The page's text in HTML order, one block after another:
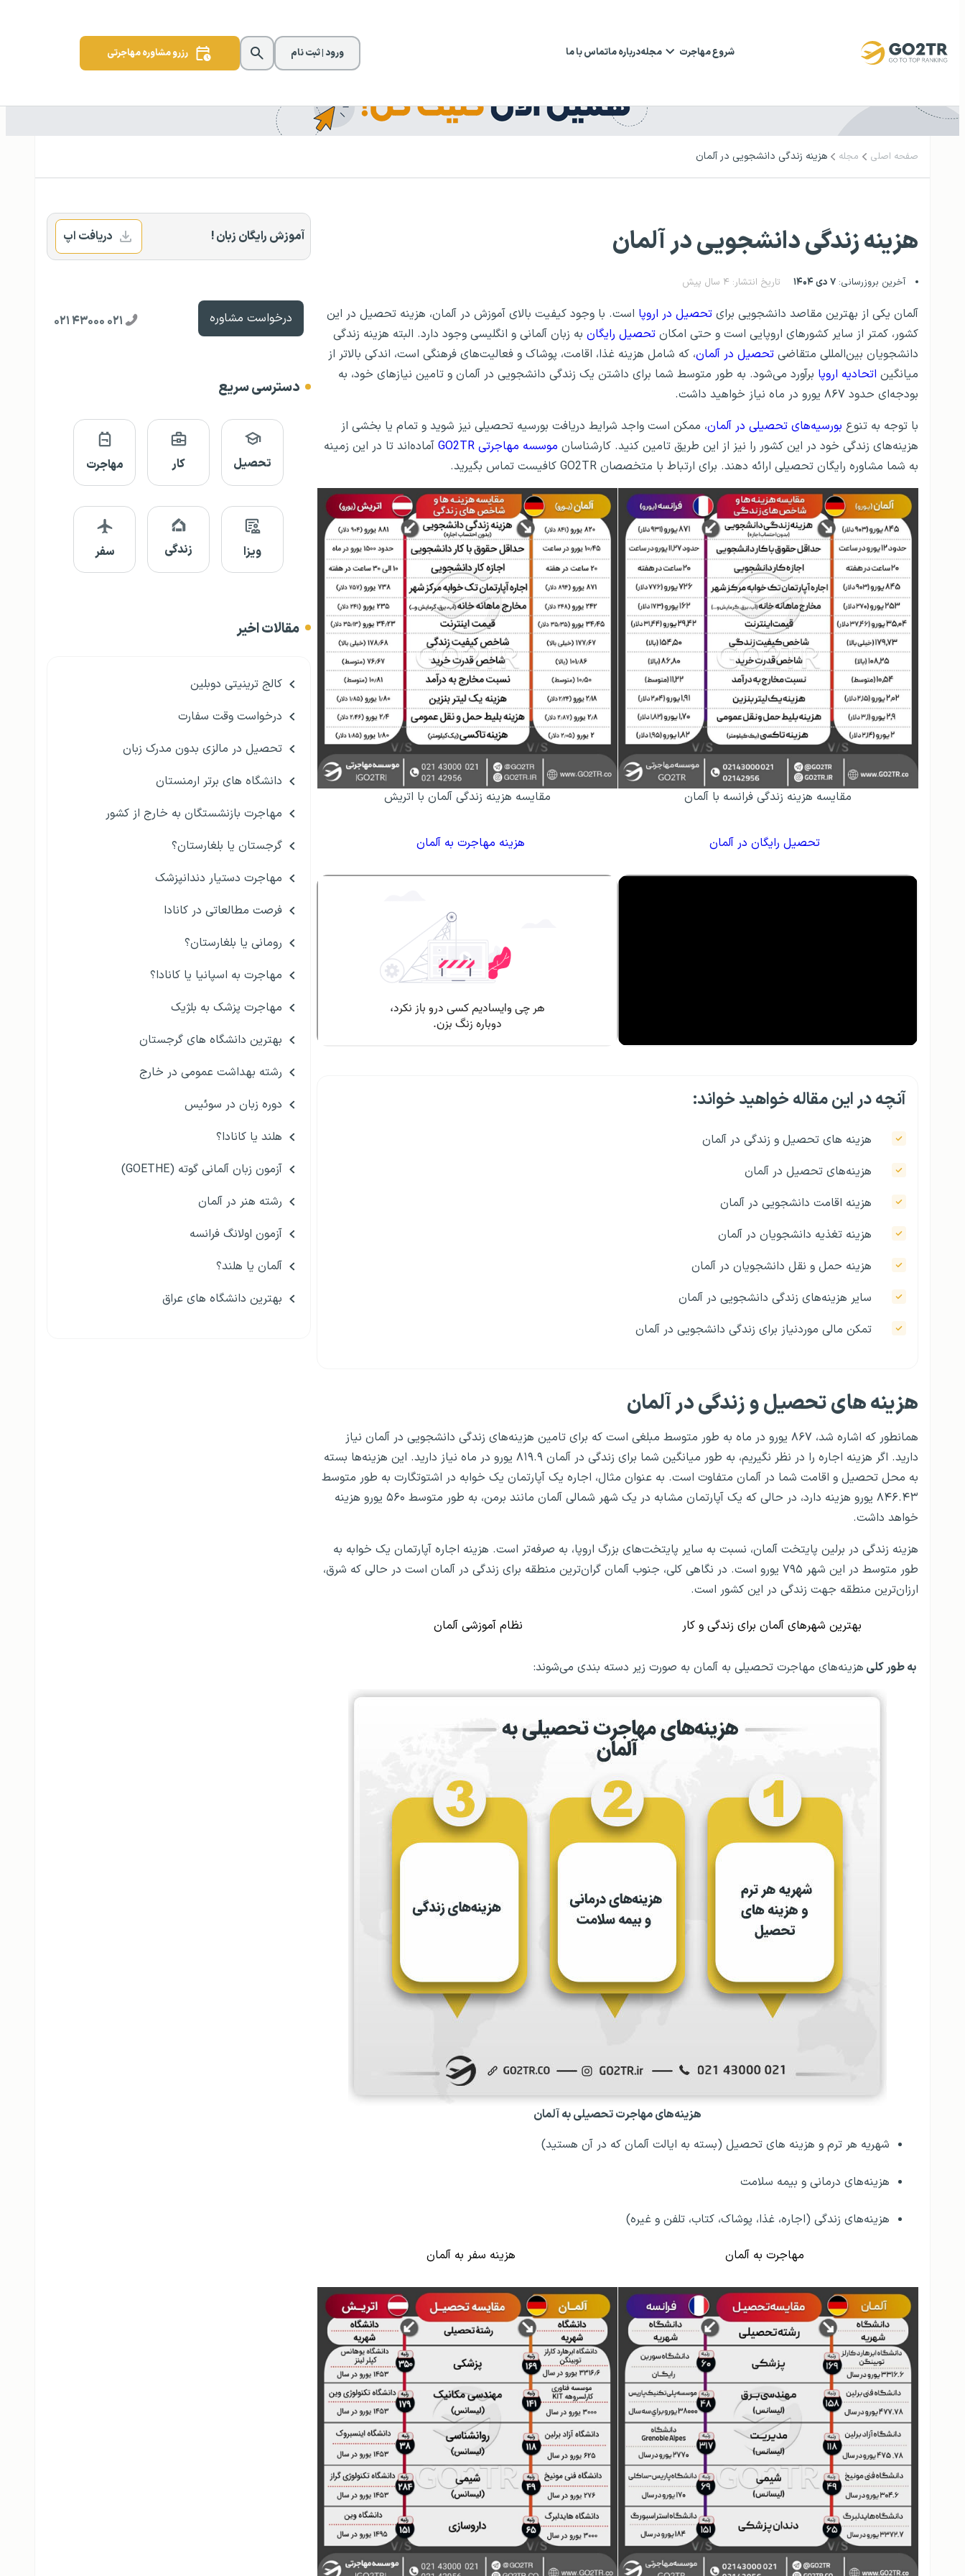
شروع مهاجرت مجلهدرباره ماتماس با ما ورود | ثبت نام رزرو مشاوره مهاجرتی
صفحه اصلی مجله هزینه زندگی دانشجویی در آلمان
هزینه زندگی دانشجویی در آلمان
آخرین بروزرسانی: ۷ دی ۱۴۰۴ تاریخ انتشار: ۴ سال پیش
آلمان یکی از بهترین مقاصد دانشجویی برای تحصیل در اروپا است. با وجود کيفيت بالای آموزش در آلمان، هزينه تحصيل در اين
کشور، کمتر از ساير کشورهای اروپايی است و حتی امکان تحصیل رایگان به زبان آلمانی و انگلیسی وجود دارد. البته هزینه زندگی
دانشجویان بین‌المللی متقاضی تحصیل در آلمان، که شامل هزینه غذا، اقامت، پوشاک و فعالیت‌های فرهنگی است، اندکی بالاتر از
میانگین اتحادیه اروپا برآورد می‌شود. به طور متوسط شما برای داشتن یک زندگی دانشجویی در آلمان و تامین نیازهای خود، به
بودجه‌ای حدود ​​۸۶۷ یورو در ماه نیاز خواهید داشت.
با توجه به تنوع بورسیه‌های تحصیلی در آلمان، ممکن است واجد شرایط دریافت بورسیه تحصیلی نیز شوید و تمام یا بخشی از
هزینه‌های زندگی خود در این کشور را نیز از این طریق تامین کنید. کارشناسان موسسه مهاجرتی GO2TR
آماده‌اند تا در این زمینه
به شما مشاوره رایگان تحصیلی ارائه دهند. برای ارتباط با متخصصان GO2TR کافیست تماس بگیرید.
مقایسه هزینه زندگی فرانسه با آلمان مقایسه هزینه زندگی آلمان با اتریش
تحصیل رایگان در آلمان هزینه مهاجرت به آلمان
آنچه در این مقاله خواهید خواند:
هزینه های تحصیل و زندگی در آلمان
هزینه‌های تحصیل در آلمان
هزینه اقامت دانشجویی در آلمان
هزینه تغذیه دانشجویان در آلمان
هزینه حمل و نقل دانشجویان در آلمان
سایر هزینه‌های زندگی دانشجویی در آلمان
تمکن مالی موردنیاز برای زندگی دانشجویی در آلمان
هزینه های تحصیل و زندگی در آلمان
همانطور که اشاره شد، ۸۶۷ یورو در ماه به طور متوسط ​​مبلغی است که برای تامین هزینه‌های زندگی دانشجویی در آلمان نیاز
دارید. اگر هزینه اجاره را در نظر نگیریم، به طور میانگین شما برای زندگی در آلمان ۸۱۹.۹ یورو در ماه نیاز دارید. این هزینه‌ها بسته
۸۴۶.۴۳ یورو هزینه دارد، در حالی که یک آپارتمان مشابه در یک شهر شمالی آلمان مانند برمن، به طور متوسط ​​۵۶۰ یورو هزینه
خواهد داشت.
هزینه زندگی در برلین پایتخت آلمان، نسبت به سایر پایتخت‌های بزرگ اروپا، به صرفه‌تر است. هزینه اجاره آپارتمان یک خوابه به
طور متوسط در این شهر ​​۷۹۵ یورو است. در نگاهی کلی، جنوب آلمان گران‌ترین منطقه برای زندگی در آلمان است در حالی که شرق،
ارزان‌ترین منطقه جهت زندگی در این کشور است.
بهترین شهرهای آلمان برای زندگی و کار نظام آموزشی آلمان
به طور کلی هزینه‌های مهاجرت تحصیلی به آلمان به صورت زیر دسته بندی می‌شوند:
هزینه‌های مهاجرت تحصیلی به آلمان
شهریه هر ترم و هزینه های تحصیل (بسته به ایالت آلمان که در آن هستید)
هزینه‌های درمانی و بیمه سلامت
هزینه‌های زندگی (اجاره، غذا، پوشاک، کتاب، تلفن و غیره)
مهاجرت به آلمان هزینه سفر به آلمان
آموزش رایگان زبان ! دریافت اپ
درخواست مشاوره ۰۲۱ ۴۳۰۰۰ ۰۲۱
دسترسی سریع
تحصیل کار مهاجرت
ویزا زندگی سفر
مقالات اخیر
کالج ترینیتی دوبلین
درخواست وقت سفارت
تحصیل در مالزی بدون مدرک زبان
دانشگاه های برتر ارمنستان
مهاجرت بازنشستگان به خارج از کشور
گرجستان یا بلغارستان؟
مهاجرت دستیار دندانپزشک
فرصت مطالعاتی در کانادا
رومانی یا بلغارستان؟
مهاجرت به اسپانیا یا کانادا؟
مهاجرت پزشک به بلژیک
بهترین دانشگاه های گرجستان
رشته بهداشت عمومی در خارج
دوره زبان در سوئیس
هلند یا کانادا؟
آزمون زبان آلمانی گوته (GOETHE)
رشته هنر در آلمان
آزمون اولانگ فرانسه
آلمان یا هلند؟
بهترین دانشگاه های عراق